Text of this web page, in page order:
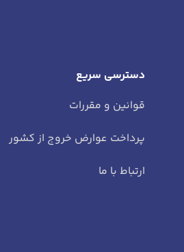
دسترسی سریع
قوانین و مقررات
پرداخت عوارض خروج از کشور
ارتباط با ما